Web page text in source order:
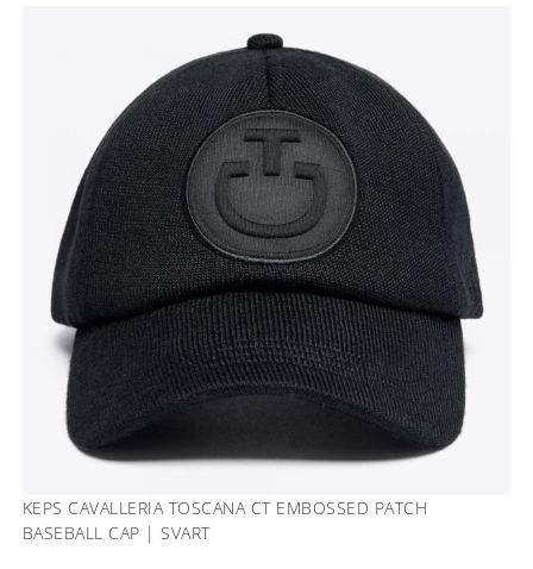
KEPS CAVALLERIA TOSCANA CT EMBOSSED PATCH
BASEBALL CAP | SVART